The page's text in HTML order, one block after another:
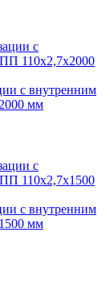
с внутренним
мм
с внутренним
мм